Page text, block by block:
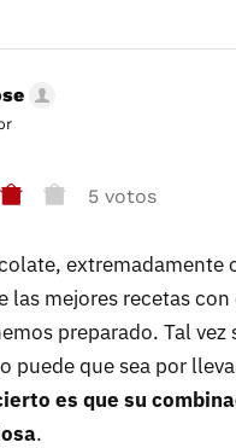
5 votos
extremadamente
las mejores recetas con
preparado. Tal vez
puede que sea por
es que su
.